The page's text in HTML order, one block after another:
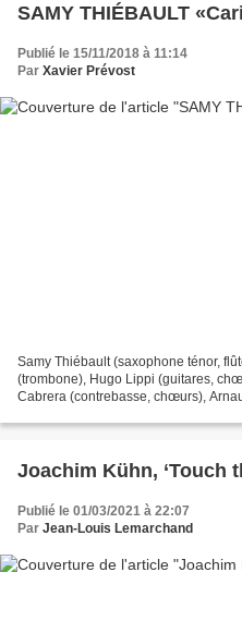
SAMY THIÉBAULT
Publié le 15/11/2018 à 11:14
Par Xavier Prévost
Samy Thiébault (saxophone ténor,
(trombone), Hugo Lippi (guitares,
Cabrera (contrebasse, chœurs),
Joachim Kühn, ‘Touch
Publié le 01/03/2021 à 22:07
Par Jean-Louis Lemarchand